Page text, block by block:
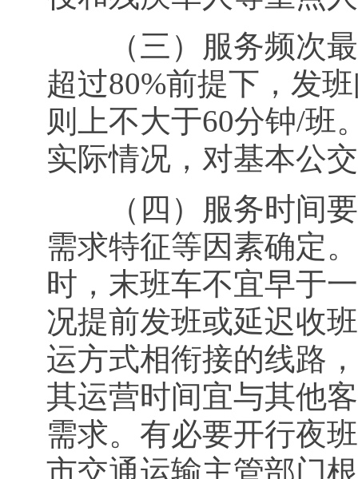
（三）服务频次最
超过80%前提下，发
则上不大于60分钟/班
实际情况，对基本公
（四）服务时间要
需求特征等因素确定
时，末班车不宜早于
况提前发班或延迟收
运方式相衔接的线路
其运营时间宜与其他
需求。有必要开行夜
市交通运输主管部门